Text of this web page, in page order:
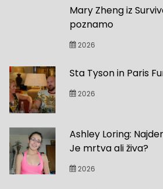
Mary Zheng iz
poznamo
2026
Sta Tyson in Paris
2026
Ashley Loring:
Je mrtva ali živa?
2026